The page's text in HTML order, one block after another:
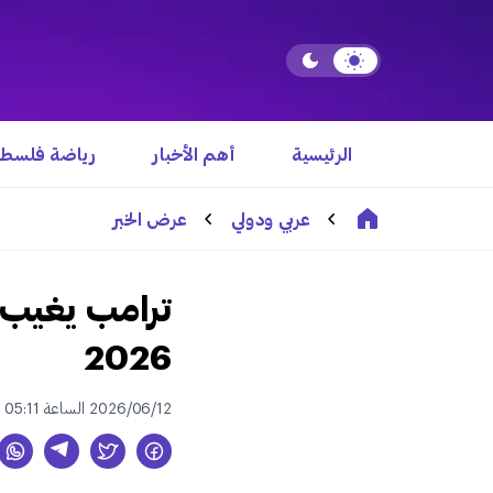
الرئيسية أهم الأخبار رياضة
عربي ودولي عرض الخبر
ترامب يغيب
2026
2026/06/12 الساعة 05:11 م